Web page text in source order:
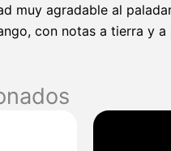
muy agradable al
con notas a tierra y a